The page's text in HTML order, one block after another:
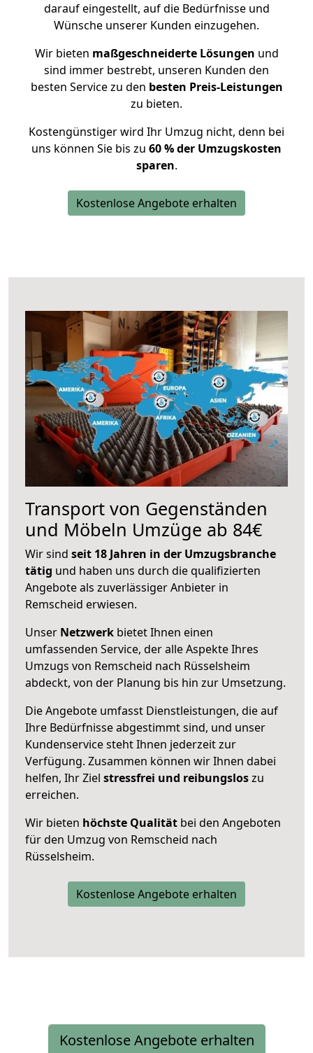
darauf eingestellt, auf die Bedürfnisse und
Wünsche unserer Kunden einzugehen.
Wir bieten maßgeschneiderte Lösungen und
sind immer bestrebt, unseren Kunden den
besten Service zu den besten Preis-Leistungen
zu bieten.
Kostengünstiger wird Ihr Umzug nicht, denn bei
uns können Sie bis zu 60 % der Umzugskosten
sparen.
Kostenlose Angebote erhalten
Transport von Gegenständen
und Möbeln Umzüge ab 84€
Wir sind seit 18 Jahren in der Umzugsbranche
tätig und haben uns durch die qualifizierten
Angebote als zuverlässiger Anbieter in
Remscheid erwiesen.
Unser Netzwerk bietet Ihnen einen
umfassenden Service, der alle Aspekte Ihres
Umzugs von Remscheid nach Rüsselsheim
abdeckt, von der Planung bis hin zur Umsetzung.
Die Angebote umfasst Dienstleistungen, die auf
Ihre Bedürfnisse abgestimmt sind, und unser
Kundenservice steht Ihnen jederzeit zur
Verfügung. Zusammen können wir Ihnen dabei
helfen, Ihr Ziel stressfrei und reibungsloszu
erreichen.
Wir bieten höchste Qualität bei den Angeboten
für den Umzug von Remscheid nach
Rüsselsheim.
Kostenlose Angebote erhalten
Kostenlose Angebote erhalten